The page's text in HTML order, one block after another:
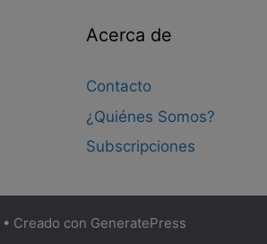
Acerca de
Contacto
¿Quiénes Somos?
Subscripciones
• Creado con GeneratePress